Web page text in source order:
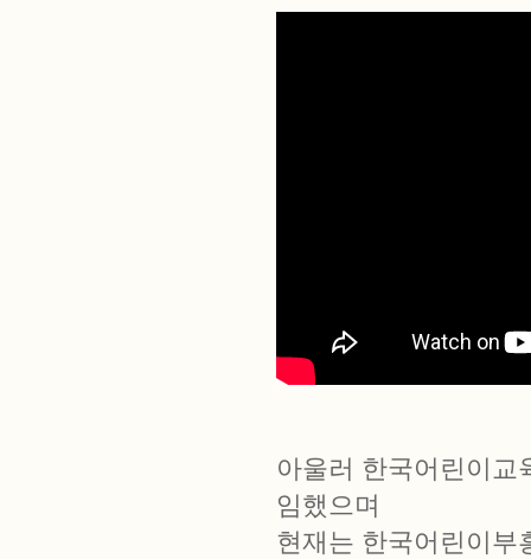
아울러 한국어린이교
임했으며
현재는 한국어린이부